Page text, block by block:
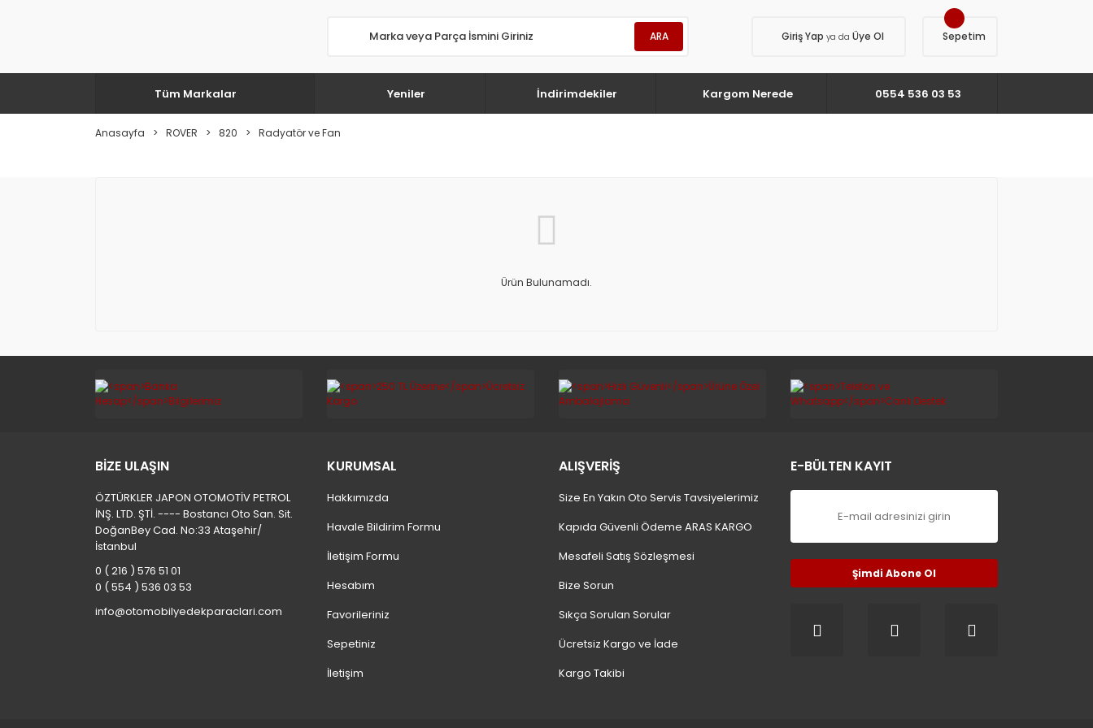
ARA Giriş Yap ya da Üye Ol Sepetim
Tüm Markalar Yeniler İndirimdekiler Kargom Nerede 0554 536 03 53
Anasayfa ROVER 820 Radyatör ve Fan
Ürün Bulunamadı.
BİZE ULAŞIN
ÖZTÜRKLER JAPON OTOMOTİV PETROL
İNŞ. LTD. ŞTİ. ---- Bostancı Oto San. Sit.
DoğanBey Cad. No:33 Ataşehir/
İstanbul
0 ( 216 ) 576 51 01
0 ( 554 ) 536 03 53
info@otomobilyedekparaclari.com
KURUMSAL
Hakkımızda
Havale Bildirim Formu
İletişim Formu
Hesabım
Favorileriniz
Sepetiniz
İletişim
ALIŞVERİŞ
Size En Yakın Oto Servis Tavsiyelerimiz
Kapıda Güvenli Ödeme ARAS KARGO
Mesafeli Satış Sözleşmesi
Bize Sorun
Sıkça Sorulan Sorular
Ücretsiz Kargo ve İade
Kargo Takibi
E-BÜLTEN KAYIT
Şimdi Abone Ol